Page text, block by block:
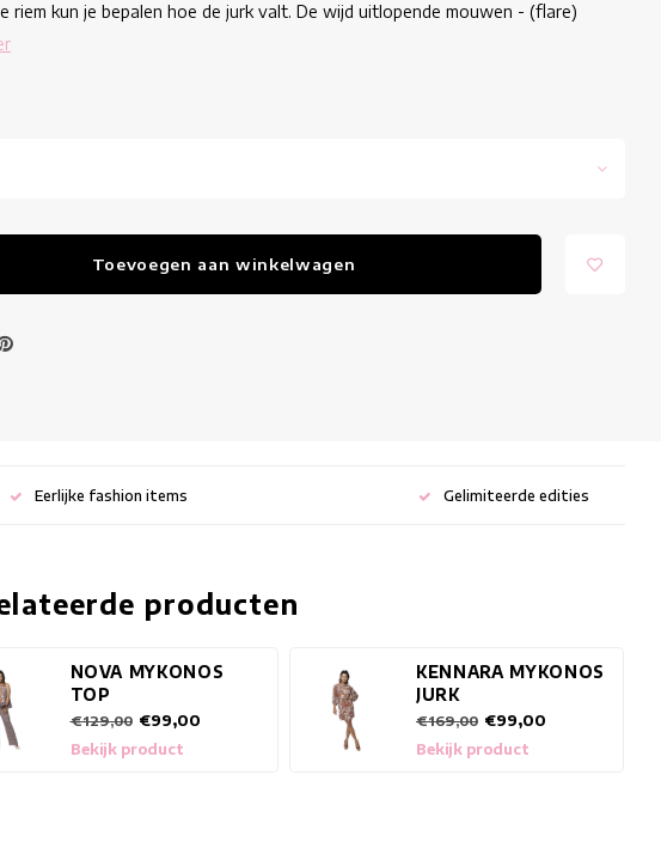
riem kun je bepalen hoe de jurk valt. De wijd uitlopende mouwen - (flare)
Toevoegen aan winkelwagen
Eerlijke fashion items Gelimiteerde edities
producten
NOVA MYKONOS
TOP
€129,00 €99,00
Bekijk product
KENNARA MYKONOS
JURK
€169,00 €99,00
Bekijk product